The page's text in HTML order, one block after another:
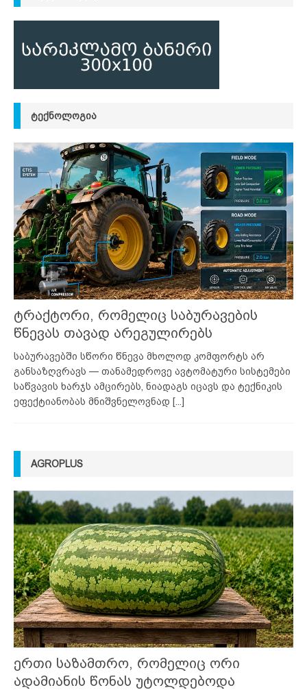
ᲢᲔᲥᲜᲝᲚᲝᲒᲘᲐ
ტრაქტორი, რომელიც საბურავების
წნევას თავად არეგულირებს
საბურავებში სწორი წნევა მხოლოდ კომფორტს არ
განსაზღვრავს — თანამედროვე ავტომატური სისტემები
საწვავის ხარჯს ამცირებს, ნიადაგს იცავს და ტექნიკის
ეფექტიანობას მნიშვნელოვნად [...]
AGROPLUS
ერთი საზამთრო, რომელიც ორი
ადამიანის წონას უტოლდებოდა